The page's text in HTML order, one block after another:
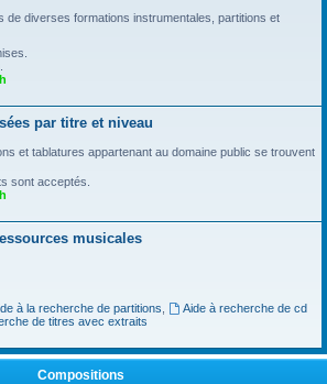
de diverses formations instrumentales, partitions et
par titre et niveau
et tablatures appartenant au domaine public se trouvent
sont acceptés.
musicales
à la recherche de partitions
Aide à recherche de cd
de titres avec extraits
Compositions